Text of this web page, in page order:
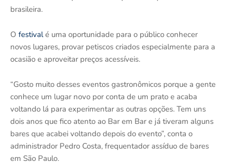
brasileira.
O festivalé uma oportunidade para o público conhecer
novos lugares, provar petiscos criados especialmente para a
ocasião e aproveitar preços acessíveis.
“Gosto muito desses eventos gastronômicos porque a gente
conhece um lugar novo por conta de um prato e acaba
voltando lá para experimentar as outras opções. Tem uns
dois anos que fico atento ao Bar em Bar e já tiveram alguns
bares que acabei voltando depois do evento”, conta o
administrador Pedro Costa, frequentador assíduo de bares
em São Paulo.